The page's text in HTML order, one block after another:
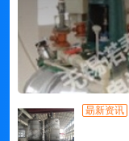
朂新资讯